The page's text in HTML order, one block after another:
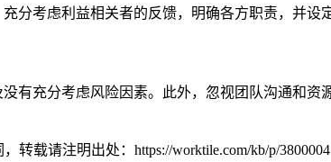
分考虑利益相关者的反馈，明确各方职责，并
有充分考虑风险因素。此外，忽视团队沟通和资
转载请注明出处： https://worktile.com/kb/p/3800004